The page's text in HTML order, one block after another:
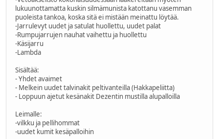
lukuunottamatta kuskin silmämunista katottanu vasemman
puoleista tankoa, koska sitä ei mistään meinattu löytää.
-Jarrulevyt uudet ja satulat huollettu, uudet palat
-Rumpujarrujen nauhat vaihettu ja huollettu
-Käsijarru
-Lambda
Sisältää:
- Yhdet avaimet
- Melkein uudet talvinakit peltivanteilla (Hakkapeliitta)
- Loppuun ajetut kesänakit Dezentin mustilla alupalloilla
Leimalle:
-vilkku ja pellihommat
-uudet kumit kesäpalloihin